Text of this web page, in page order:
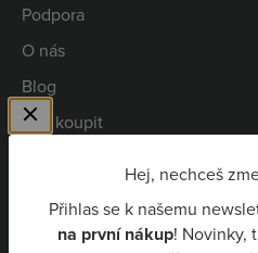
Hej, nechceš
Přihlas se k našemu
na první nákup! Novinky,
Podpora
O nás
Blog
Kde koupit
Niceboy Pay